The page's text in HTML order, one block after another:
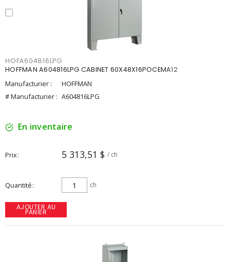
HOFA604816LPG
HOFFMAN A604816LPG CABINET 60X48X16POCEMA12
Manufacturier :
HOFFMAN
# Manufacturier : A604816LPG
En inventaire
Prix 5 313,51 $ / ch
Quantité ch
AJOUTER AU
PANIER